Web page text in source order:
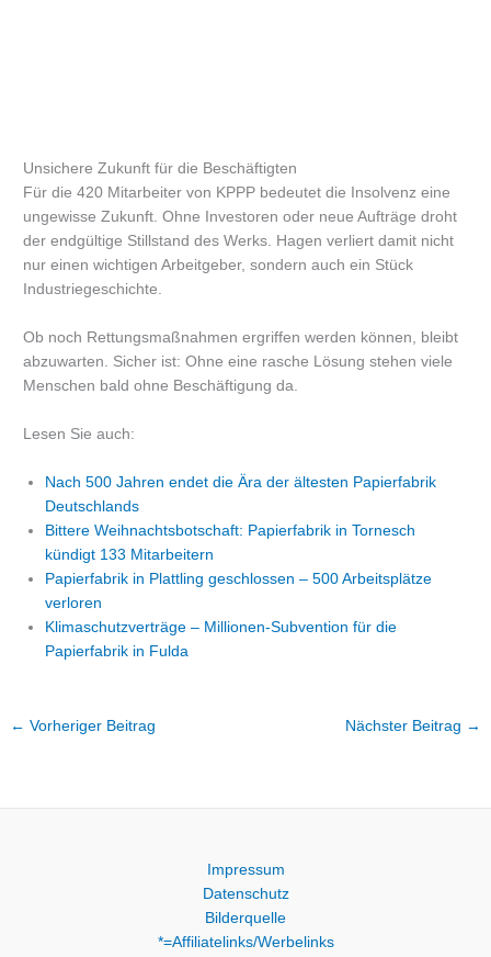
Unsichere Zukunft für die Beschäftigten
Für die 420 Mitarbeiter von KPPP bedeutet die Insolvenz eine
ungewisse Zukunft. Ohne Investoren oder neue Aufträge droht
der endgültige Stillstand des Werks. Hagen verliert damit nicht
nur einen wichtigen Arbeitgeber, sondern auch ein Stück
Industriegeschichte.
Ob noch Rettungsmaßnahmen ergriffen werden können, bleibt
abzuwarten. Sicher ist: Ohne eine rasche Lösung stehen viele
Menschen bald ohne Beschäftigung da.
Lesen Sie auch:
Nach 500 Jahren endet die Ära der ältesten Papierfabrik
Deutschlands
Bittere Weihnachtsbotschaft: Papierfabrik in Tornesch
kündigt 133 Mitarbeitern
Papierfabrik in Plattling geschlossen – 500 Arbeitsplätze
verloren
Klimaschutzverträge – Millionen-Subvention für die
Papierfabrik in Fulda
← Vorheriger Beitrag Nächster Beitrag →
Impressum
Datenschutz
Bilderquelle
*=Affiliatelinks/Werbelinks